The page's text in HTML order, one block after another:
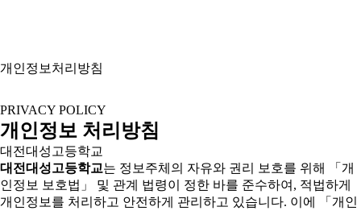
개인정보처리방침
PRIVACY POLICY
개인정보 처리방침
대전대성고등학교
대전대성고등학교는 정보주체의 자유와 권리 보호를 위해 「개
인정보 보호법」 및 관계 법령이 정한 바를 준수하여, 적법하게
개인정보를 처리하고 안전하게 관리하고 있습니다. 이에 「개인